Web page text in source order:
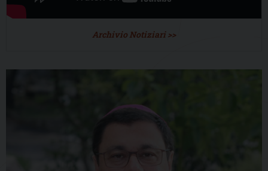
Archivio Notiziari >>